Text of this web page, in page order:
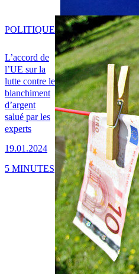
L’accord de
l’UE sur la
lutte contre le
blanchiment
d’argent
salué par les
experts
19.01.2024
POLITIQUE
5 MINUTES